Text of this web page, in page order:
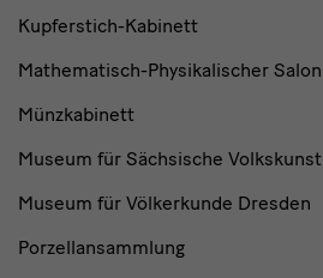
Kupferstich-Kabinett
Mathematisch-Physikalischer Salon
Münzkabinett
Museum für Sächsische Volkskunst
Museum für Völkerkunde Dresden
Porzellansammlung